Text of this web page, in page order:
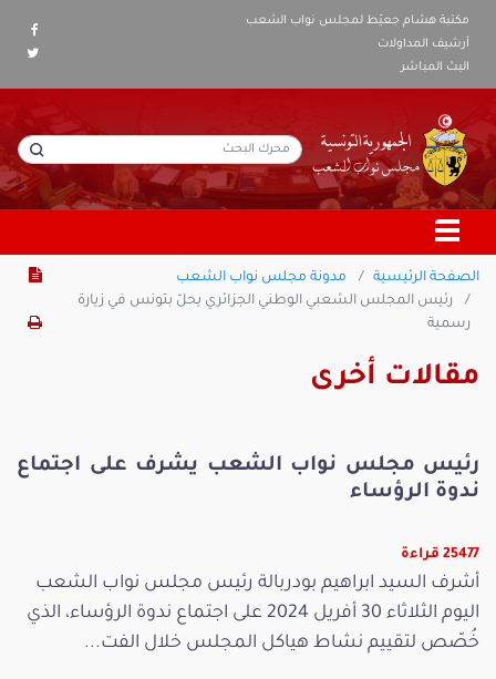
مكتبة هشام جعيّط لمجلس نواب الشعب
أرشيف المداولات
البث المباشر
الصفحة الرئيسية
مدونة مجلس نواب الشعب
رئيس المجلس الشعبي الوطني الجزائري يحلّ بتونس في زيارة
رسمية
مقالات أخرى
رئيس مجلس نواب الشعب يشرف على اجتماع
ندوة الرؤساء
25477 قراءة
أشرف السيد ابراهيم بودربالة رئيس مجلس نواب الشعب
اليوم الثلاثاء 30 أفريل 2024 على اجتماع ندوة الرؤساء، الذي
خُصّص لتقييم نشاط هياكل المجلس خلال الفت...